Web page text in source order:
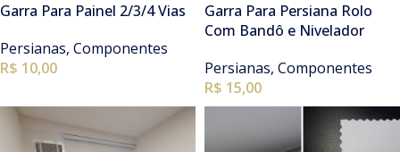
Garra Para Painel 2/3/4 Vias
Persianas, Componentes
R$ 10,00
Garra Para Persiana Rolo
Com Bandô e Nivelador
Persianas, Componentes
R$ 15,00